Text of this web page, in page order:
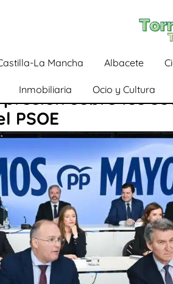
La Mancha Albacete
Inmobiliaria Ocio y Cultura
sobre los
PSOE